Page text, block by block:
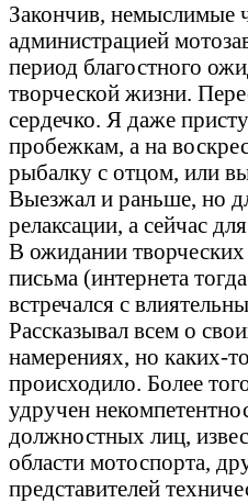
Закончив, немыслимые
администрацией
период благостного
творческой жизни.
сердечко. Я даже
пробежкам, а на
рыбалку с отцом, или
Выезжал и раньше, но
релаксации, а сейчас
В ожидании творческих
письма (интернета
встречался с
Рассказывал всем о
намерениях, но каких-
происходило. Более
удручен
должностных лиц,
области мотоспорта,
представителей